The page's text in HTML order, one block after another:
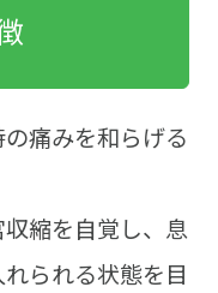
痛みを和らげる
縮を自覚し、息
られる状態を目